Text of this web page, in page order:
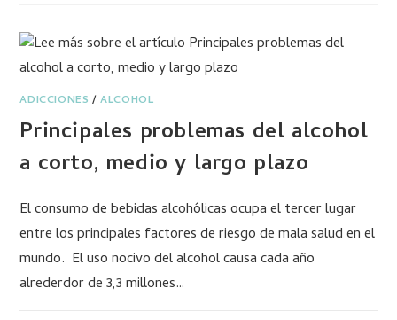
ADICCIONES /ALCOHOL
Principales problemas del alcohol
a corto, medio y largo plazo
El consumo de bebidas alcohólicas ocupa el tercer lugar
entre los principales factores de riesgo de mala salud en el
mundo. El uso nocivo del alcohol causa cada año
alrederdor de 3,3 millones…